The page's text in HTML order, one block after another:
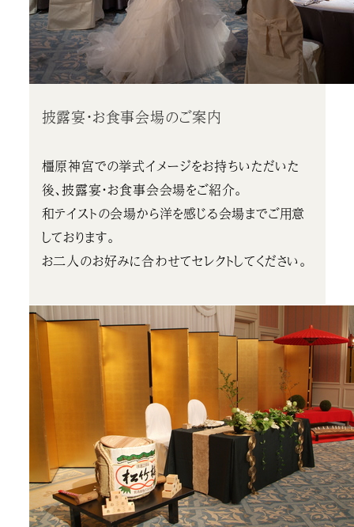
披露宴・お食事会場のご案内
橿原神宮での挙式イメージをお持ちいただいた
後、披露宴・お食事会会場をご紹介。
和テイストの会場から洋を感じる会場までご用意
しております。
お二人のお好みに合わせてセレクトしてください。